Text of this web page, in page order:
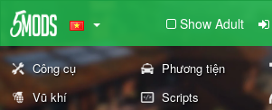
Show Adult
Công cụ Phương tiện
Vũ khí
Scripts